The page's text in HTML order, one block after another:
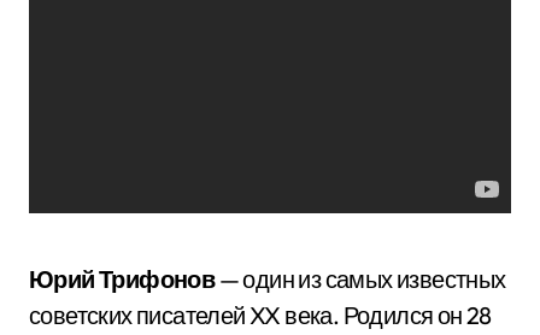
Юрий Трифонов— один из самых известных
советских писателей XX века. Родился он 28